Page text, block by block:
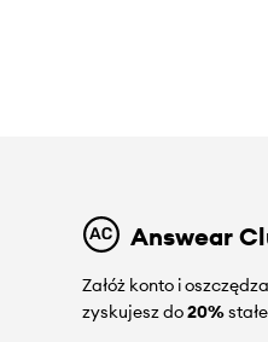
Answear
Załóż konto i
zyskujesz do20%